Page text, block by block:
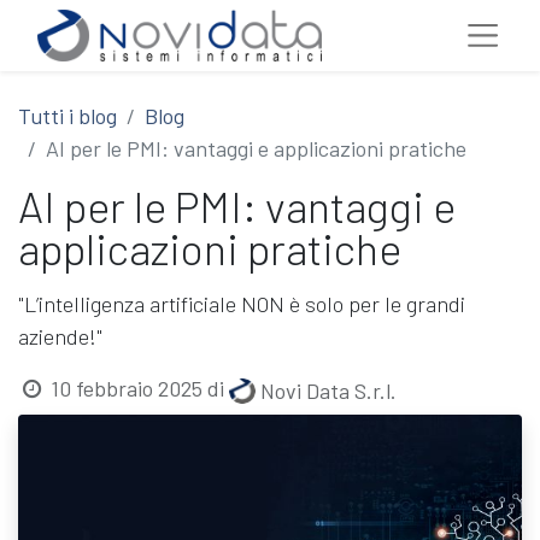
Tutti i blog
Blog
AI per le PMI: vantaggi e applicazioni pratiche
AI per le PMI: vantaggi e
applicazioni pratiche
"L’intelligenza artificiale NON è solo per le grandi
aziende!"
10 febbraio 2025 di Novi Data S.r.l.